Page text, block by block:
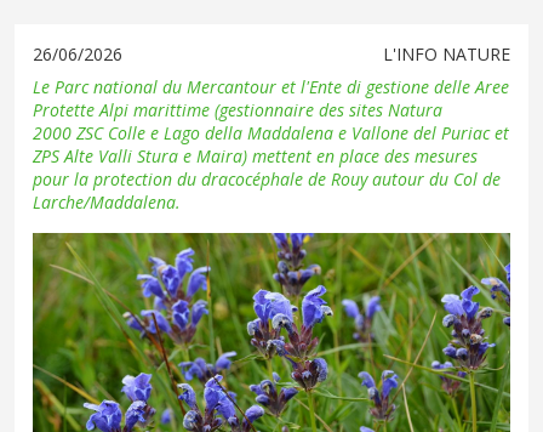
26/06/2026
L'INFO NATURE
Le Parc national du Mercantour et l'Ente di gestione delle Aree
Protette Alpi marittime (gestionnaire des sites Natura
2000 ZSC Colle e Lago della Maddalena e Vallone del Puriac et
ZPS Alte Valli Stura e Maira) mettent en place des mesures
pour la protection du dracocéphale de Rouy autour du Col de
Larche/Maddalena.